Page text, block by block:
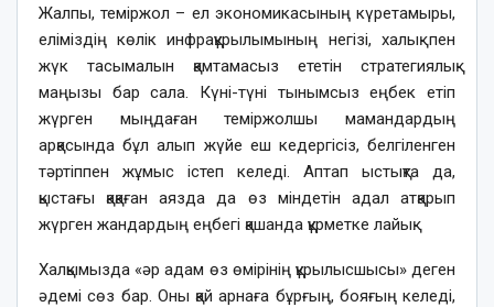
Жалпы, теміржол – ел экономикасының күретамыры,
еліміздің көлік инфрақұрылымының негізі, халық пен
жүк тасымалын қамтамасыз ететін стратегиялық
маңызы бар сала. Күні-түні тынымсыз еңбек етіп
жүрген мыңдаған теміржолшы мамандардың
арқасында бұл алып жүйе еш кедергісіз, белгіленген
тәртіппен жұмыс істеп келеді. Аптап ыстықта да,
қыстағы қақаған аязда да өз міндетін адал атқарып
жүрген жандардың еңбегі қашанда құрметке лайық.
Халқымызда «әр адам өз өмірінің құрылысшысы» деген
әдемі сөз бар. Оны қай арнаға бұрғың, бояғың келеді,